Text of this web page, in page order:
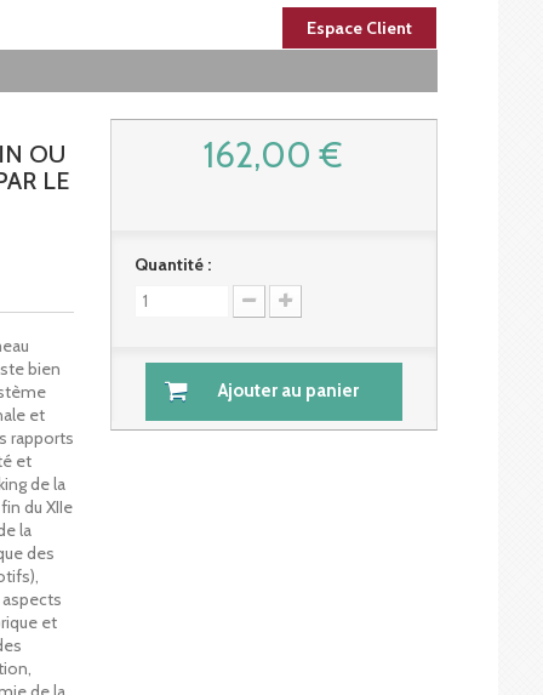
Espace Client
OU
LE
bien
et
rapports
et
de la
du XIIe
la
des
et
162,00 €
Quantité :
Ajouter au panier